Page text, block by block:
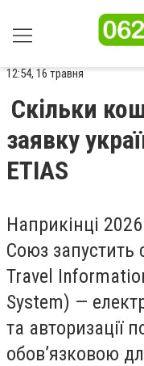
12:54, 16 травня
Скільки
заявку
ETIAS
Наприкінці
Союз запустить
Travel
System) —
та авторизації
обов’язковою